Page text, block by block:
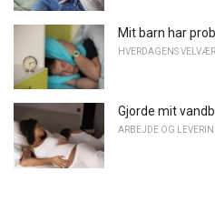
Mit barn har
HVERDAGENS
Gjorde mit
ARBEJDE OG